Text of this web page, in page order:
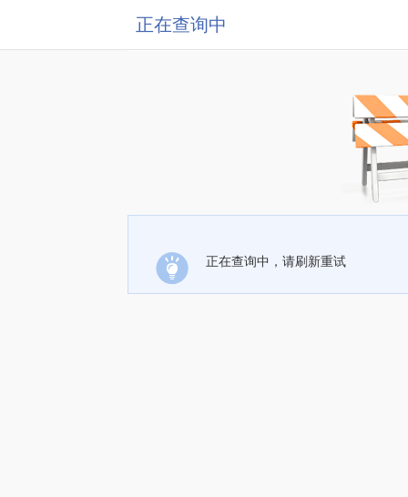
正在查询中
正在查询中，请刷新重试